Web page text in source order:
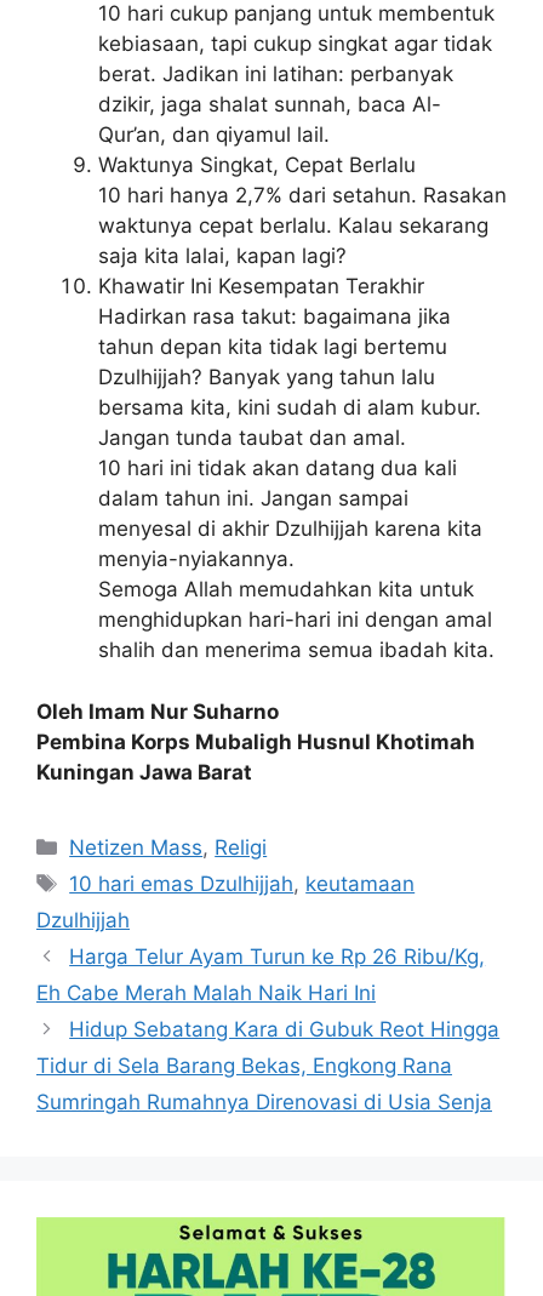
10 hari cukup panjang untuk membentuk
kebiasaan, tapi cukup singkat agar tidak
berat. Jadikan ini latihan: perbanyak
dzikir, jaga shalat sunnah, baca Al-
Qur’an, dan qiyamul lail.
Waktunya Singkat, Cepat Berlalu
10 hari hanya 2,7% dari setahun. Rasakan
waktunya cepat berlalu. Kalau sekarang
saja kita lalai, kapan lagi?
Khawatir Ini Kesempatan Terakhir
Hadirkan rasa takut: bagaimana jika
tahun depan kita tidak lagi bertemu
Dzulhijjah? Banyak yang tahun lalu
bersama kita, kini sudah di alam kubur.
Jangan tunda taubat dan amal.
10 hari ini tidak akan datang dua kali
dalam tahun ini. Jangan sampai
menyesal di akhir Dzulhijjah karena kita
menyia-nyiakannya.
Semoga Allah memudahkan kita untuk
menghidupkan hari-hari ini dengan amal
shalih dan menerima semua ibadah kita.
Oleh Imam Nur Suharno
Pembina Korps Mubaligh Husnul Khotimah
Kuningan Jawa Barat
Kategori
Netizen Mass, Religi
Tag
10 hari emas Dzulhijjah, keutamaan
Dzulhijjah
Harga Telur Ayam Turun ke Rp 26 Ribu/Kg,
Eh Cabe Merah Malah Naik Hari Ini
Hidup Sebatang Kara di Gubuk Reot Hingga
Tidur di Sela Barang Bekas, Engkong Rana
Sumringah Rumahnya Direnovasi di Usia Senja